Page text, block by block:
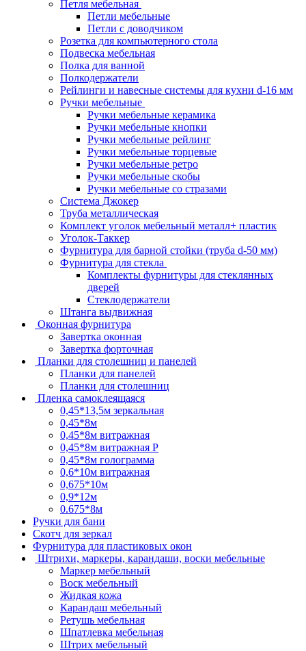
Петля мебельная
Петли мебельные
Петли с доводчиком
Розетка для компьютерного стола
Подвеска мебельная
Полка для ванной
Полкодержатели
Рейлинги и навесные системы для кухни d-16 мм
Ручки мебельные
Ручки мебельные керамика
Ручки мебельные кнопки
Ручки мебельные рейлинг
Ручки мебельные торцевые
Ручки мебельные ретро
Ручки мебельные скобы
Ручки мебельные со стразами
Система Джокер
Труба металлическая
Комплект уголок мебельный металл+ пластик
Уголок-Таккер
Фурнитура для барной стойки (труба d-50 мм)
Фурнитура для стекла
Комплекты фурнитуры для стеклянных
дверей
Стеклодержатели
Штанга выдвижная
Оконная фурнитура
Завертка оконная
Завертка форточная
Планки для столешниц и панелей
Планки для панелей
Планки для столешниц
Пленка самоклеящаяся
0,45*13,5м зеркальная
0,45*8м
0,45*8м витражная
0,45*8м витражная Р
0,45*8м голограмма
0,6*10м витражная
0,675*10м
0,9*12м
0.675*8м
Ручки для бани
Скотч для зеркал
Фурнитура для пластиковых окон
Штрихи, маркеры, карандаши, воски мебельные
Маркер мебельный
Воск мебельный
Жидкая кожа
Карандаш мебельный
Ретушь мебельная
Шпатлевка мебельная
Штрих мебельный